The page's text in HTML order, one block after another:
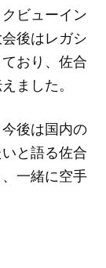
ビューイン
後はレガシ
おり、佐合
ました。
後は国内の
と語る佐合
一緒に空手